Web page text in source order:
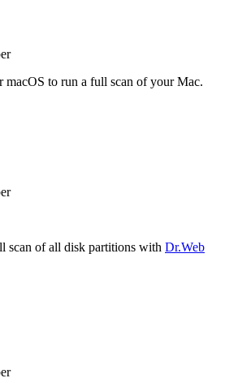
to run a full scan of your Mac.
scan of all disk partitions with Dr.Web